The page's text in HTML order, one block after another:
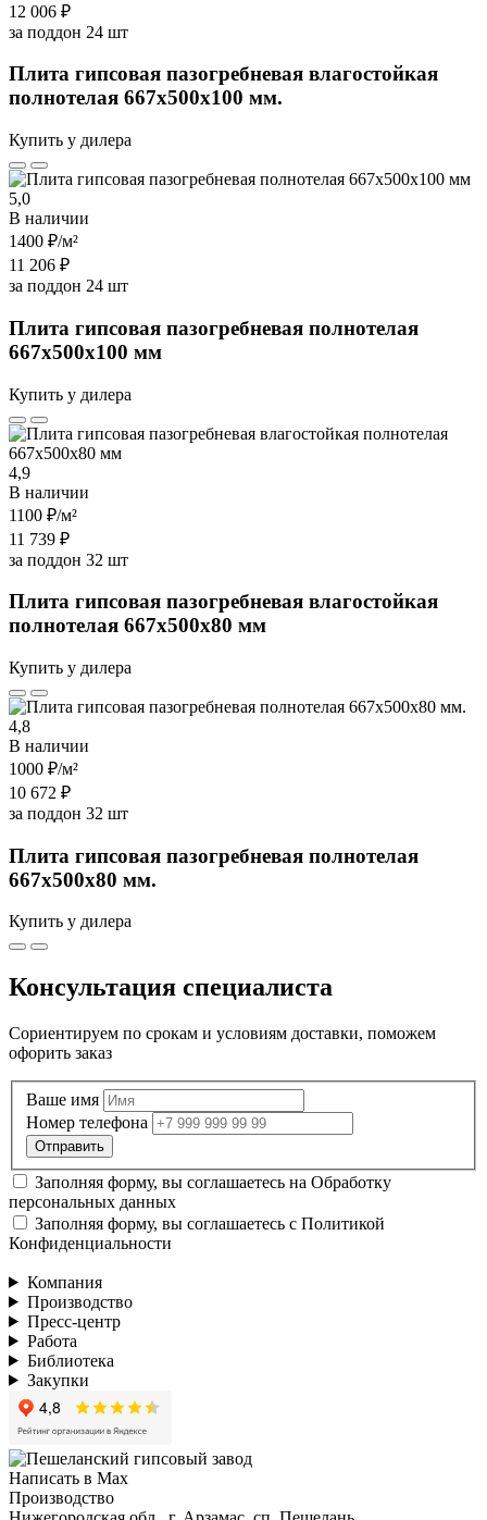
12 006 ₽
за поддон 24 шт
Плита гипсовая пазогребневая влагостойкая
полнотелая 667х500х100 мм.
Купить у дилера
5,0
В наличии
1400 ₽/м²
11 206 ₽
за поддон 24 шт
Плита гипсовая пазогребневая полнотелая
667х500х100 мм
Купить у дилера
4,9
В наличии
1100 ₽/м²
11 739 ₽
за поддон 32 шт
Плита гипсовая пазогребневая влагостойкая
полнотелая 667х500х80 мм
Купить у дилера
4,8
В наличии
1000 ₽/м²
10 672 ₽
за поддон 32 шт
Плита гипсовая пазогребневая полнотелая
667х500х80 мм.
Купить у дилера
Консультация специалиста
Сориентируем по срокам и условиям доставки, поможем
офорить заказ
Ваше имя
Номер телефона
Заполняя форму, вы соглашаетесь на Обработку
персональных данных
Заполняя форму, вы соглашаетесь с Политикой
Конфиденциальности
Компания
Производство
Пресс-центр
Работа
Библиотека
Закупки
Написать в Max
Производство